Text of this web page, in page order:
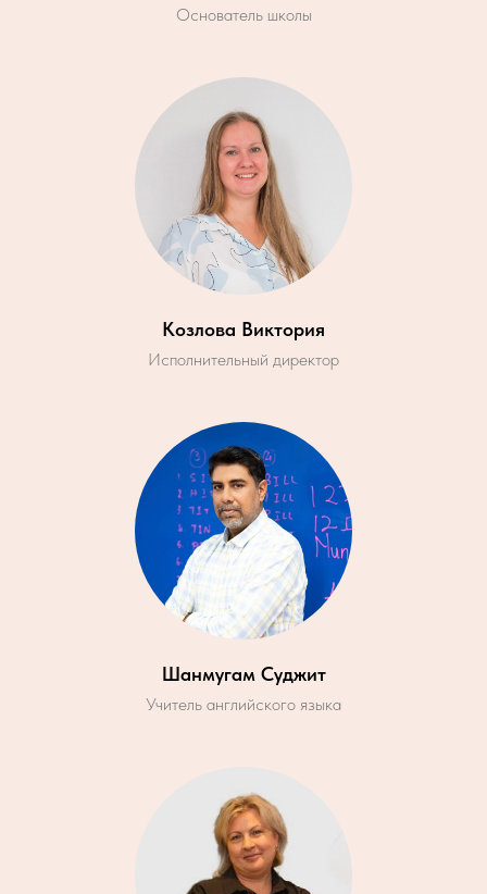
Основатель школы
Козлова Виктория
Исполнительный директор
Шанмугам Суджит
Учитель английского языка